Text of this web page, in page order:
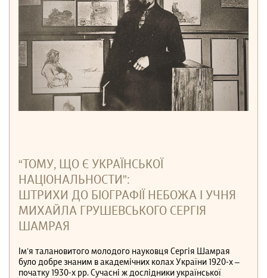
“ТОМУ, ЩО Є УКРАЇНСЬКОЇ
НАЦІОНАЛЬНОСТИ”:
ШТРИХИ ДО БІОГРАФІЇ НЕБОЖА І УЧНЯ
МИХАЙЛА ГРУШЕВСЬКОГО СЕРГІЯ
ШАМРАЯ
Ім’я талановитого молодого науковця Сергія Шамрая
було добре знаним в академічних колах України 1920-х –
початку 1930-х рр. Сучасні ж дослідники української